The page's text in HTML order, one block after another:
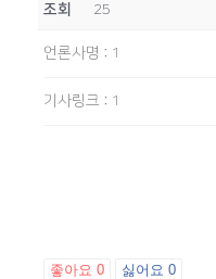
조회 25
언론사명 : 1
기사링크 : 1
좋아요 0 싫어요 0